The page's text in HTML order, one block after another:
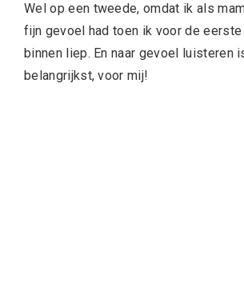
Wel op een tweede, omdat ik als
fijn gevoel had toen ik voor de eerste
binnen liep. En naar gevoel luisteren
belangrijkst, voor mij!